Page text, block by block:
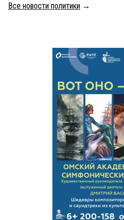
Все новости политики →